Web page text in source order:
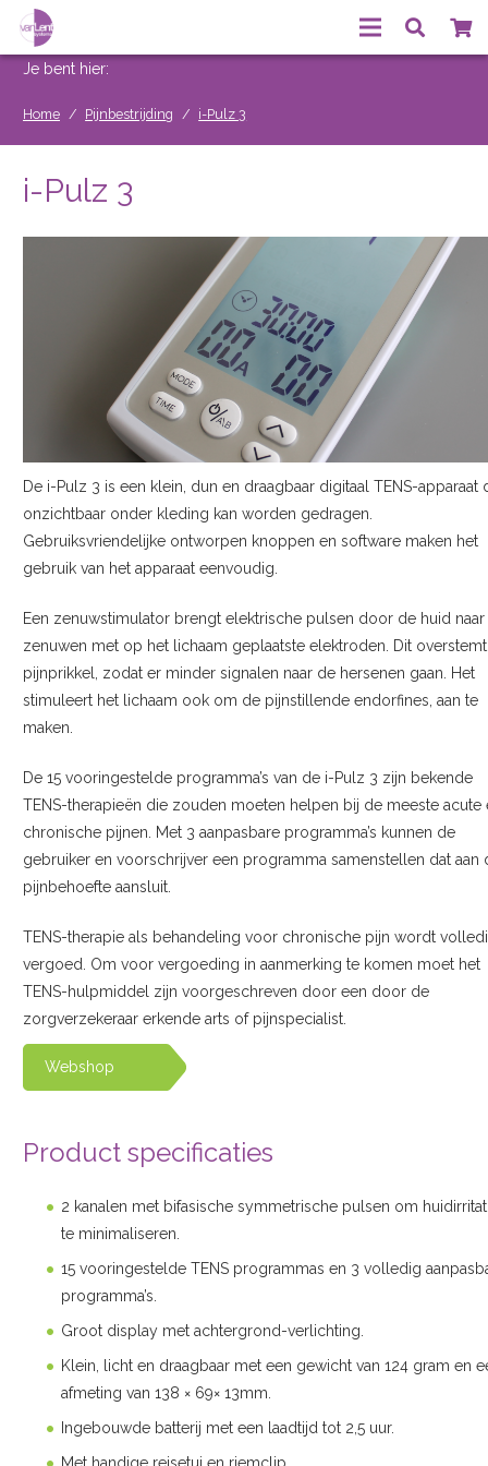
Je bent hier:
Home / Pijnbestrijding / i-Pulz 3
i-Pulz 3
De i-Pulz 3 is een klein, dun en draagbaar digitaal TENS-apparaat
onzichtbaar onder kleding kan worden gedragen.
Gebruiksvriendelijke ontworpen knoppen en software maken het
gebruik van het apparaat eenvoudig.
Een zenuwstimulator brengt elektrische pulsen door de huid
zenuwen met op het lichaam geplaatste elektroden. Dit
pijnprikkel, zodat er minder signalen naar de hersenen gaan. Het
stimuleert het lichaam ook om de pijnstillende endorfines, aan te
maken.
De 15 vooringestelde programma’s van de i-Pulz 3 zijn bekende
TENS-therapieën die zouden moeten helpen bij de meeste acute
chronische pijnen. Met 3 aanpasbare programma’s kunnen de
gebruiker en voorschrijver een programma samenstellen dat aan
pijnbehoefte aansluit.
TENS-therapie als behandeling voor chronische pijn wordt
vergoed. Om voor vergoeding in aanmerking te komen moet het
TENS-hulpmiddel zijn voorgeschreven door een door de
zorgverzekeraar erkende arts of pijnspecialist.
Webshop
Product specificaties
2 kanalen met bifasische symmetrische pulsen om
te minimaliseren.
15 vooringestelde TENS programmas en 3 volledig
programma’s.
Groot display met achtergrond-verlichting.
Klein, licht en draagbaar met een gewicht van 124 gram en
afmeting van 138 × 69× 13mm.
Ingebouwde batterij met een laadtijd tot 2,5 uur.